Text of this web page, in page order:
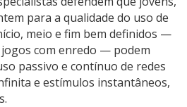
para a qualidade do uso de
meio e fim bem definidos —
com enredo — podem
passivo e contínuo de redes
e estímulos instantâneos,